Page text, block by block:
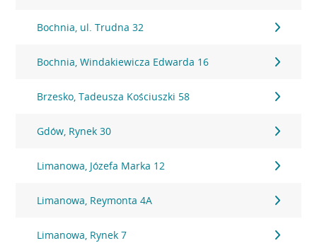
Bochnia, ul. Trudna 32
Bochnia, Windakiewicza Edwarda 16
Brzesko, Tadeusza Kościuszki 58
Gdów, Rynek 30
Limanowa, Józefa Marka 12
Limanowa, Reymonta 4A
Limanowa, Rynek 7